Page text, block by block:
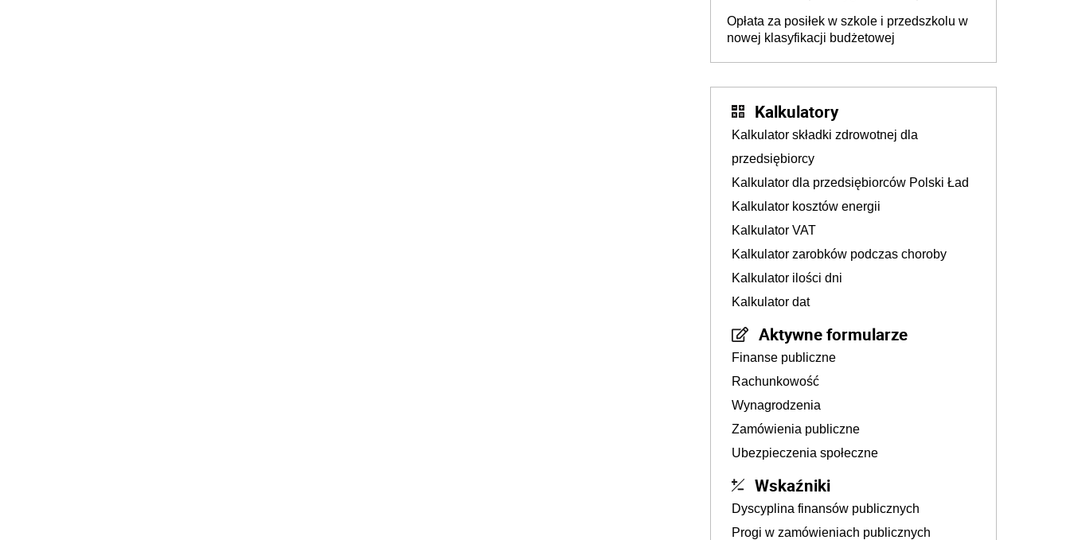
Opłata za posiłek w szkole i przedszkolu w
nowej klasyfikacji budżetowej
Kalkulatory
Kalkulator składki zdrowotnej dla
przedsiębiorcy
Kalkulator dla przedsiębiorców Polski Ład
Kalkulator kosztów energii
Kalkulator VAT
Kalkulator zarobków podczas choroby
Kalkulator ilości dni
Kalkulator dat
Aktywne formularze
Finanse publiczne
Rachunkowość
Wynagrodzenia
Zamówienia publiczne
Ubezpieczenia społeczne
Wskaźniki
Dyscyplina finansów publicznych
Progi w zamówieniach publicznych